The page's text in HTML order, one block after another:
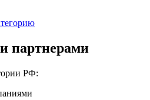
партнерами
РФ: